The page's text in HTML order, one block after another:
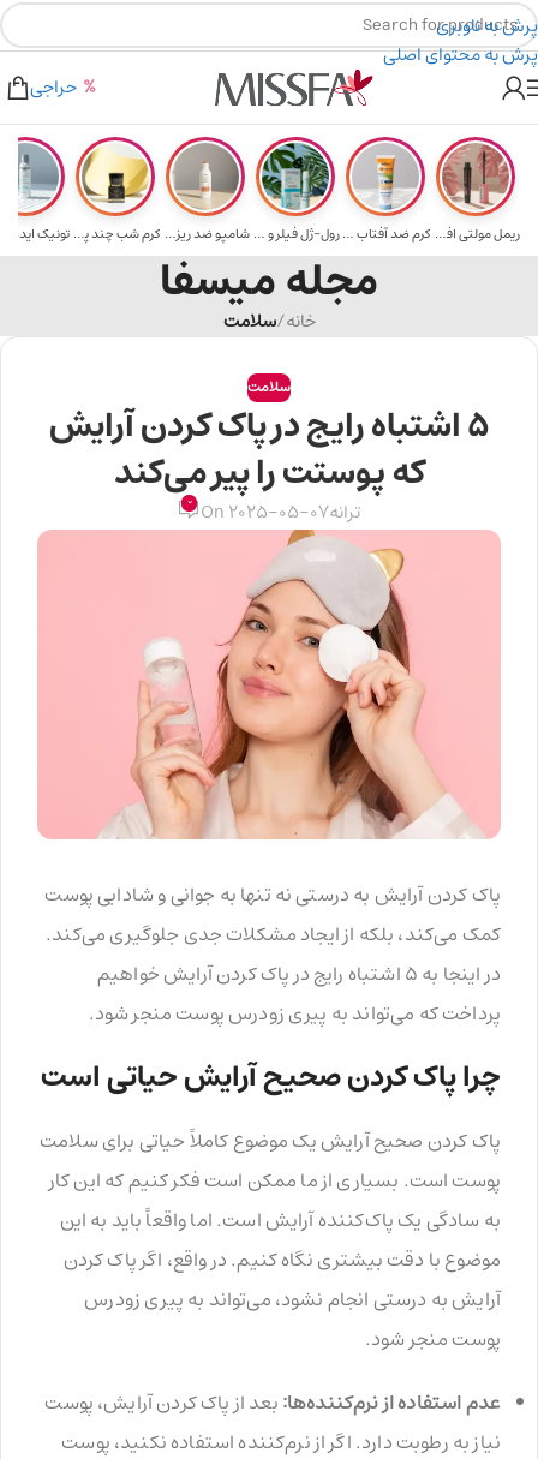
پرش به ناوبری
پرش به محتوای اصلی
۳۰۰ میسکوین (۳۰ ۲٪ تخفیف روی سبد خرید برای روش کارت به کارت
تومن
حراجی
ریمل مولتی افکت... کرم ضد آفتاب حا... رول-ژل فیلر و م... شامپو ضد ریزش و... کرم شب چند پپتی... تونیک ایده
مجله میسفا
خانه/سلامت
سلامت
۵ اشتباه رایج در پاک کردن آرایش
که پوستت را پیر می‌کند
ترانهOn 2025-05-07
0
پاک کردن آرایش به درستی نه تنها به جوانی و شادابی پوست
کمک می‌کند، بلکه از ایجاد مشکلات جدی جلوگیری می‌کند.
در اینجا به ۵ اشتباه رایج در پاک کردن آرایش خواهیم
پرداخت که می‌تواند به پیری زودرس پوست منجر شود.
چرا پاک کردن صحیح آرایش حیاتی است
پاک کردن صحیح آرایش یک موضوع کاملاً حیاتی برای سلامت
پوست است. بسیاری از ما ممکن است فکر کنیم که این کار
به سادگی یک پاک‌کننده آرایش است. اما واقعاً باید به این
موضوع با دقت بیشتری نگاه کنیم. در واقع، اگر پاک کردن
آرایش به درستی انجام نشود، می‌تواند به پیری زودرس
پوست منجر شود.
عدم استفاده از نرم‌کننده‌ها:بعد از پاک کردن آرایش، پوست
نیاز به رطوبت دارد. اگر از نرم‌کننده استفاده نکنید، پوست